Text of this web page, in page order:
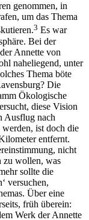
genommen, in
um das Thema
3 Es war
Bei der
Annette von
naheliegend, unter
Thema böte
Die
Ökologische
diese Vision
Ausflug nach
ist doch die
entfernt.
nicht
zu wollen, was
sollte die
versuchen,
Über eine
früh überein:
Werk der Annette